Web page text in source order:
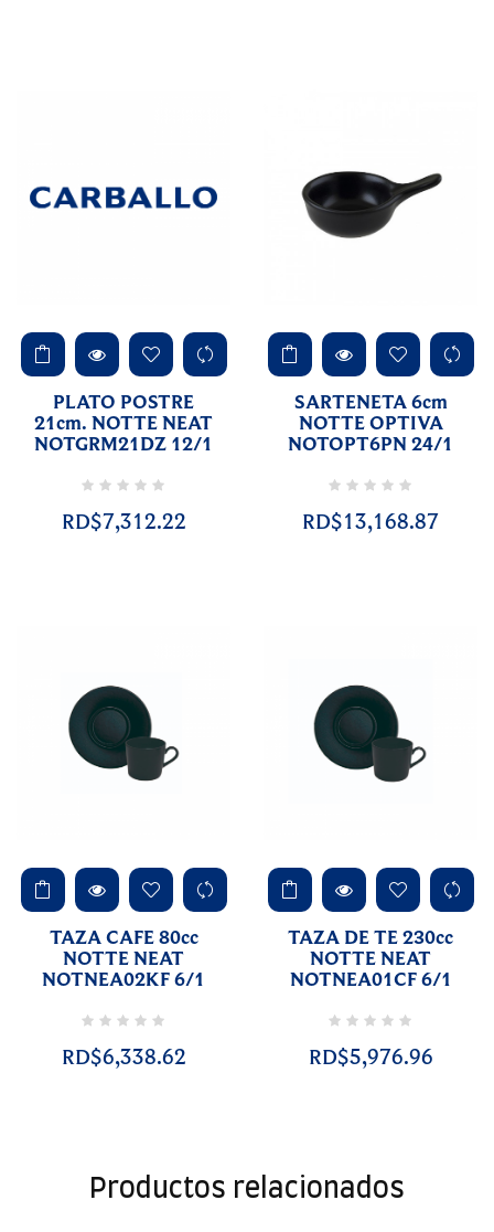
PLATO POSTRE
21cm. NOTTE NEAT
NOTGRM21DZ 12/1
RD$7,312.22
SARTENETA 6cm
NOTTE OPTIVA
NOTOPT6PN 24/1
RD$13,168.87
TAZA CAFE 80cc
NOTTE NEAT
NOTNEA02KF 6/1
RD$6,338.62
TAZA DE TE 230cc
NOTTE NEAT
NOTNEA01CF 6/1
RD$5,976.96
Productos relacionados